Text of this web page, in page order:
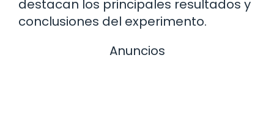
destacan los principales resultados y
conclusiones del experimento.
Anuncios